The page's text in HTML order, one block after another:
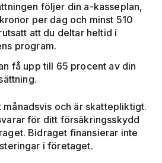
följer din a-kasseplan,
per dag och minst 510
att du deltar heltid i
program.
få upp till 65 procent av din
månadsvis och är skattepliktigt.
för ditt försäkringsskydd
Bidraget finansierar inte
i företaget.